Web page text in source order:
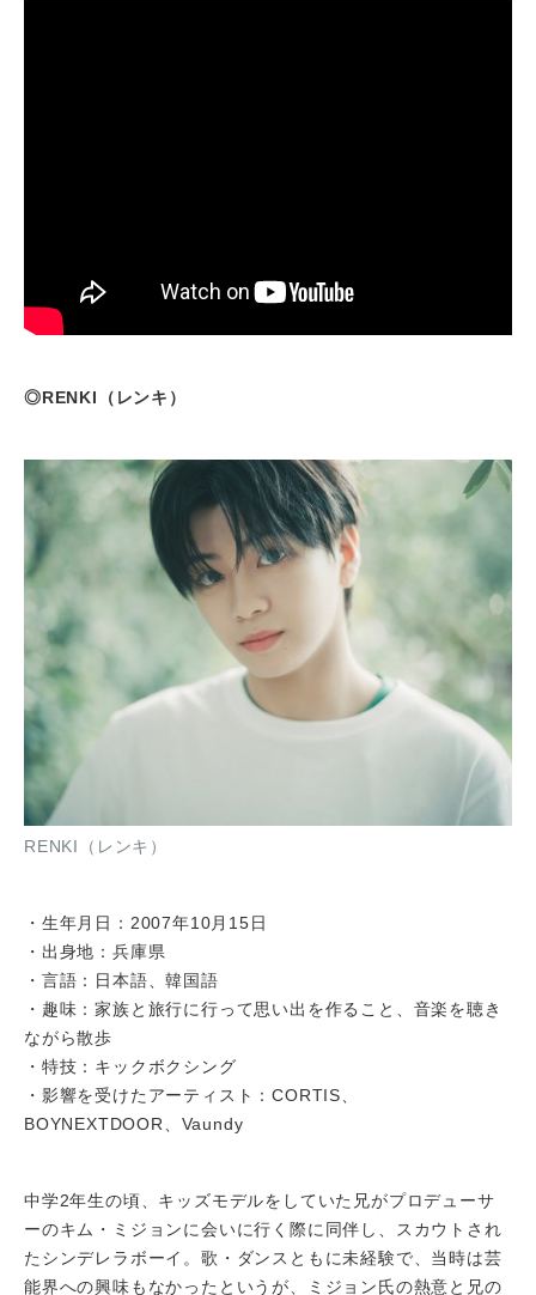
◎RENKI（レンキ）
RENKI（レンキ）
・生年月日：2007年10月15日
・出身地：兵庫県
・言語：日本語、韓国語
・趣味：家族と旅行に行って思い出を作ること、音楽を聴き
ながら散歩
・特技：キックボクシング
・影響を受けたアーティスト：CORTIS、
BOYNEXTDOOR、Vaundy
中学2年生の頃、キッズモデルをしていた兄がプロデューサ
ーのキム・ミジョンに会いに行く際に同伴し、スカウトされ
たシンデレラボーイ。歌・ダンスともに未経験で、当時は芸
能界への興味もなかったというが、ミジョン氏の熱意と兄の